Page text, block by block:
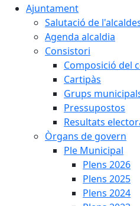
Ajuntament
Salutació de
Agenda alcaldia
Consistori
Composició del
Cartipàs
Grups
Pressupostos
Resultats
Òrgans de govern
Ple Municipal
Plens 2026
Plens 2025
Plens 2024